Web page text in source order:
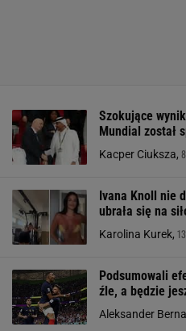
Szokujące
Mundial został
Kacper Ciuksza,
Ivana Knoll nie
ubrała się na
Karolina Kurek,
Podsumowali
źle, a będzie
Aleksander